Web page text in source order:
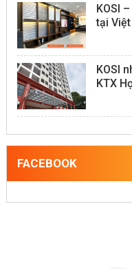
KOSI
tại
KOSI
KTX
FACEBOOK